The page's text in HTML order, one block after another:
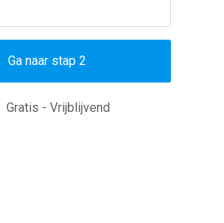
Ga naar stap 2
Gratis - Vrijblijvend